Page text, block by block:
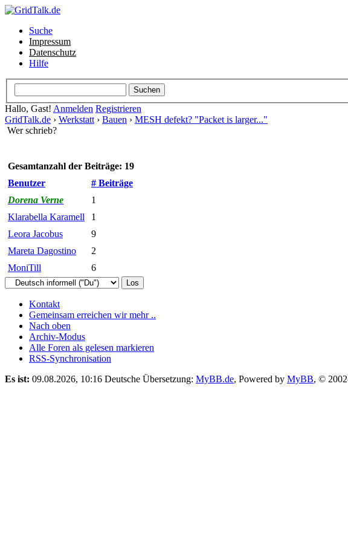
Suche
Impressum
Datenschutz
Hilfe
Hallo, Gast! Anmelden Registrieren
GridTalk.de › Werkstatt › Bauen › MESH defekt? "Packet is larger..."
Wer schrieb?
Gesamtanzahl der Beiträge: 19
Benutzer
# Beiträge
Dorena Verne
1
Klarabella Karamell
1
Leora Jacobus
9
Mareta Dagostino
2
MoniTill
6
Kontakt
Gemeinsam erreichen wir mehr ..
Nach oben
Archiv-Modus
Alle Foren als gelesen markieren
RSS-Synchronisation
Es ist: 09.08.2026, 10:16 Deutsche Übersetzung: MyBB.de, Powered by MyBB, ©